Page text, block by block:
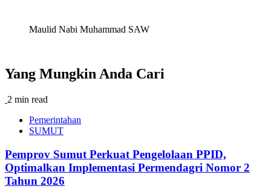
Maulid Nabi Muhammad SAW
Yang Mungkin Anda Cari
2 min read
Pemerintahan
SUMUT
Pemprov Sumut Perkuat Pengelolaan PPID,
Optimalkan Implementasi Permendagri Nomor 2
Tahun 2026